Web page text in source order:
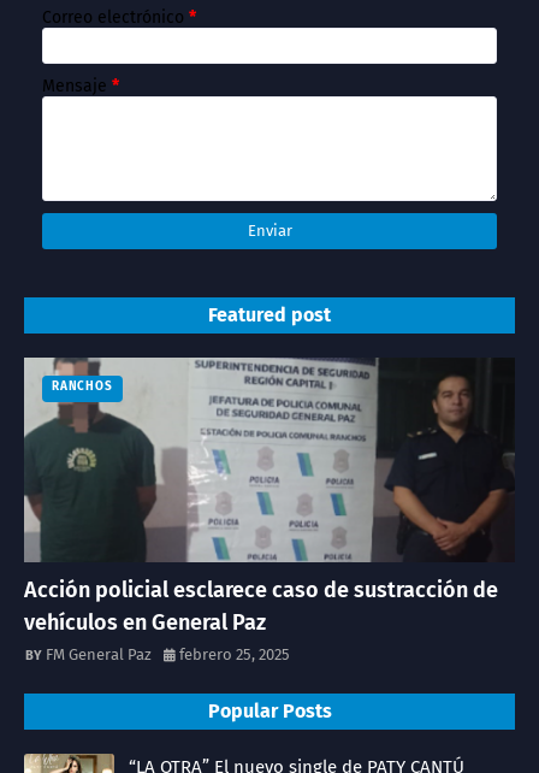
Correo electrónico *
Mensaje *
Featured post
RANCHOS
Acción policial esclarece caso de sustracción de
vehículos en General Paz
FM General Paz febrero 25, 2025
Popular Posts
“LA OTRA” El nuevo single de PATY CANTÚ